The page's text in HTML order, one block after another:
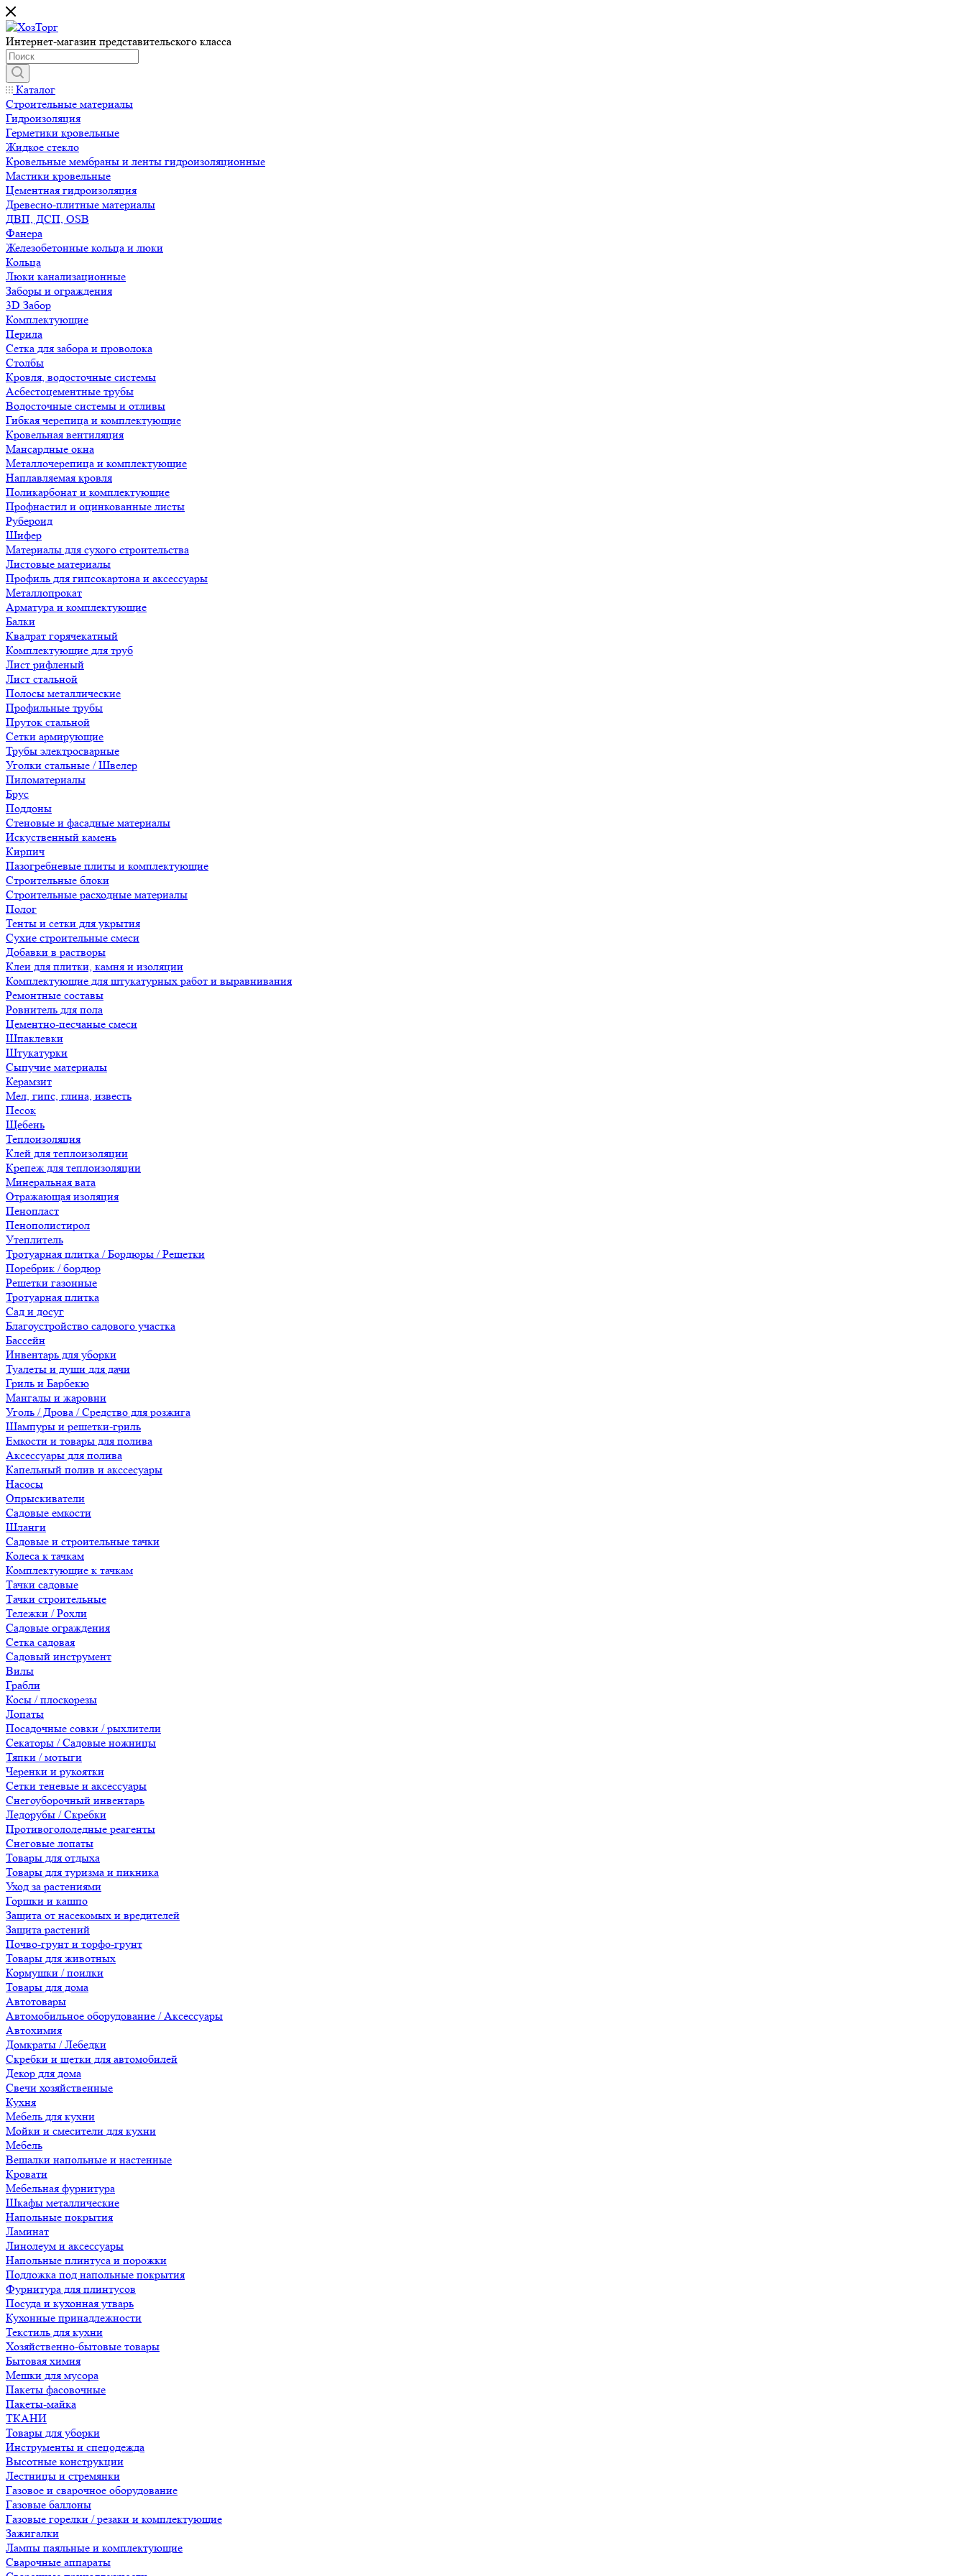
Интернет-магазин представительского класса
Каталог
Строительные материалы
Гидроизоляция
Герметики кровельные
Жидкое стекло
Кровельные мембраны и ленты гидроизоляционные
Мастики кровельные
Цементная гидроизоляция
Древесно-плитные материалы
ДВП, ДСП, OSB
Фанера
Железобетонные кольца и люки
Кольца
Люки канализационные
Заборы и ограждения
3D Забор
Комплектующие
Перила
Сетка для забора и проволока
Столбы
Кровля, водосточные системы
Асбестоцементные трубы
Водосточные системы и отливы
Гибкая черепица и комплектующие
Кровельная вентиляция
Мансардные окна
Металлочерепица и комплектующие
Наплавляемая кровля
Поликарбонат и комплектующие
Профнастил и оцинкованные листы
Рубероид
Шифер
Материалы для сухого строительства
Листовые материалы
Профиль для гипсокартона и аксессуары
Металлопрокат
Арматура и комплектующие
Балки
Квадрат горячекатный
Комплектующие для труб
Лист рифленый
Лист стальной
Полосы металлические
Профильные трубы
Пруток стальной
Сетки армирующие
Трубы электросварные
Уголки стальные / Швелер
Пиломатериалы
Брус
Поддоны
Стеновые и фасадные материалы
Искуственный камень
Кирпич
Пазогребневые плиты и комплектующие
Строительные блоки
Строительные расходные материалы
Полог
Тенты и сетки для укрытия
Сухие строительные смеси
Добавки в растворы
Клеи для плитки, камня и изоляции
Комплектующие для штукатурных работ и выравнивания
Ремонтные составы
Ровнитель для пола
Цементно-песчаные смеси
Шпаклевки
Штукатурки
Сыпучие материалы
Керамзит
Мел, гипс, глина, известь
Песок
Щебень
Теплоизоляция
Клей для теплоизоляции
Крепеж для теплоизоляции
Минеральная вата
Отражающая изоляция
Пенопласт
Пенополистирол
Утеплитель
Тротуарная плитка / Бордюры / Решетки
Поребрик / бордюр
Решетки газонные
Тротуарная плитка
Сад и досуг
Благоустройство садового участка
Бассейн
Инвентарь для уборки
Туалеты и души для дачи
Гриль и Барбекю
Мангалы и жаровни
Уголь / Дрова / Средство для розжига
Шампуры и решетки-гриль
Емкости и товары для полива
Аксессуары для полива
Капельный полив и акссесуары
Насосы
Опрыскиватели
Садовые емкости
Шланги
Садовые и строительные тачки
Колеса к тачкам
Комплектующие к тачкам
Тачки садовые
Тачки строительные
Тележки / Рохли
Садовые ограждения
Сетка садовая
Садовый инструмент
Вилы
Грабли
Косы / плоскорезы
Лопаты
Посадочные совки / рыхлители
Секаторы / Садовые ножницы
Тяпки / мотыги
Черенки и рукоятки
Сетки теневые и аксессуары
Снегоуборочный инвентарь
Ледорубы / Скребки
Противогололедные реагенты
Снеговые лопаты
Товары для отдыха
Товары для туризма и пикника
Уход за растениями
Горшки и кашпо
Защита от насекомых и вредителей
Защита растений
Почво-грунт и торфо-грунт
Товары для животных
Кормушки / поилки
Товары для дома
Автотовары
Автомобильное оборудование / Аксессуары
Автохимия
Домкраты / Лебедки
Скребки и щетки для автомобилей
Декор для дома
Свечи хозяйственные
Кухня
Мебель для кухни
Мойки и смесители для кухни
Мебель
Вешалки напольные и настенные
Кровати
Мебельная фурнитура
Шкафы металлические
Напольные покрытия
Ламинат
Линолеум и аксессуары
Напольные плинтуса и порожки
Подложка под напольные покрытия
Фурнитура для плинтусов
Посуда и кухонная утварь
Кухонные принадлежности
Текстиль для кухни
Хозяйственно-бытовые товары
Бытовая химия
Мешки для мусора
Пакеты фасовочные
Пакеты-майка
ТКАНИ
Товары для уборки
Инструменты и спецодежда
Высотные конструкции
Лестницы и стремянки
Газовое и сварочное оборудование
Газовые баллоны
Газовые горелки / резаки и комплектующие
Зажигалки
Лампы паяльные и комплектующие
Сварочные аппараты